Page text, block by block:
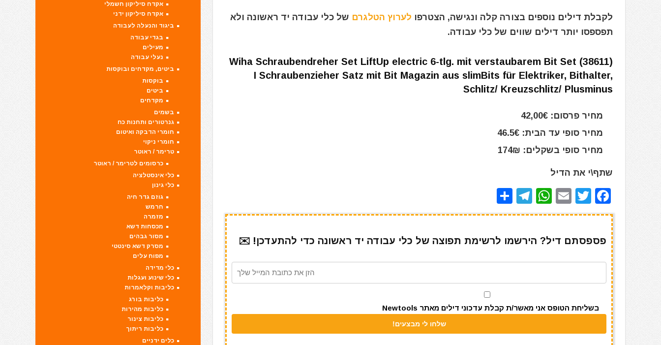
לקבלת דילים נוספים בצורה קלה ונגישה, הצטרפו לערוץ הטלגרם של כלי עבודה יד ראשונה ולא
תפספסו יותר דילים שווים של כלי עבודה.
Wiha Schraubendreher Set LiftUp electric 6-tlg. mit verstaubarem Bit Set (38611)
I Schraubenzieher Satz mit Bit Magazin aus slimBits für Elektriker, Bithalter,
Schlitz/ Kreuzschlitz/ Plusminus
מחיר פרסום: 42,00€
מחיר סופי עד הבית: 46.5€
מחיר סופי בשקלים: 174₪
שתף\י את הדיל
F
a
e
b
k
T
w
te
r
E
m
l
W
h
s
A
T
el
gr
a
h
e
פספסתם דיל? הירשמו לרשימת תפוצה של כלי עבודה יד ראשונה כדי להתעדכן! ✉️
בשליחת הטופס אני מאשר/ת קבלת עדכוני דילים מאתר Newtools
אקדח סיליקון חשמלי
אקדח סיליקון ידני
ביגוד והנעלה לעבודה
בגדי עבודה
מעילים
נעלי עבודה
ביטים, מקדחים ובוקסות
בוקסות
ביטים
מקדחים
בשמים
גנרטורים ותחנות כח
חומרי הדבקה ואיטום
חומרי ניקוי
טרימר / ראוטר
כרסומים לטרימר / ראוטר
כלי אינסטלציה
כלי גינון
גוזם גדר חיה
חרמש
מזמרה
מכסחות דשא
מסור גבהים
מסרק דשא סינטטי
מפוח עלים
כלי מדידה
כלי שינוע ועגלות
כליבות וקלאמרות
כליבות בורג
כליבות מהירות
כליבות צינור
כליבות ריתוך
כלים ידניים